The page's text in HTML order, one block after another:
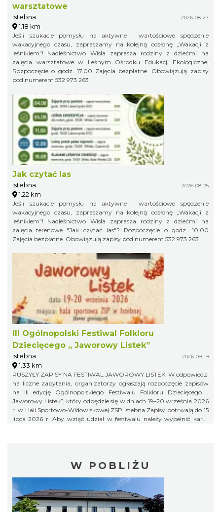
warsztatowe
Istebna 2026-08-27
1.18 km
Jeśli szukacie pomysłu na aktywne i wartościowe spędzenie
wakacyjnego czasu, zapraszamy na kolejną odsłonę „Wakacji z
leśnikiem”! Nadleśnictwo Wisła zaprasza rodziny z dziećmi na
zajęcia warsztatowe w Leśnym Ośrodku Edukacji Ekologicznej
Rozpoczęcie o godz. 17.00 Zajęcia bezpłatne. Obowiązują zapisy
pod numerem 532 973 263
Jak czytać las
Istebna 2026-08-25
1.22 km
Jeśli szukacie pomysłu na aktywne i wartościowe spędzenie
wakacyjnego czasu, zapraszamy na kolejną odsłonę „Wakacji z
leśnikiem”! Nadleśnictwo Wisła zaprasza rodziny z dziećmi na
zajęcia terenowe "Jak czytać las"? Rozpoczęcie o godz. 10.00
Zajęcia bezpłatne. Obowiązują zapisy pod numerem 532 973 263
III Ogólnopolski Festiwal Folkloru
Dziecięcego „ Jaworowy Listek”
Istebna 2026-09-19
1.33 km
RUSZYŁY ZAPISY NA FESTIWAL JAWOROWY LISTEK! W odpowiedzi
na liczne zapytania, organizatorzy ogłaszają rozpoczęcie zapisów
na III edycję Ogólnopolskiego Festiwalu Folkloru Dziecięcego „
Jaworowy Listek”, który odbędzie się w dniach 19–20 września 2026
r. w Hali Sportowo-Widowiskowej ZSP Istebna Zapisy potrwają do 15
lipca 2026 r. Aby wziąć udział w festiwalu należy wypełnić kartę
W POBLIŻU